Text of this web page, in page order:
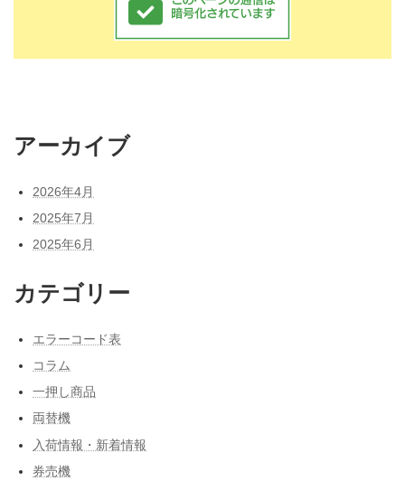
アーカイブ
2026年4月
2025年7月
2025年6月
カテゴリー
エラーコード表
コラム
一押し商品
両替機
入荷情報・新着情報
券売機